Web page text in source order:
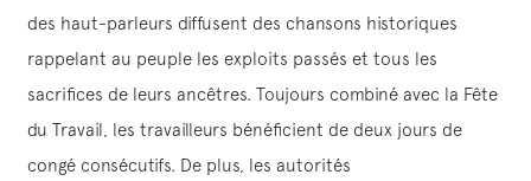
des haut-parleurs diffusent des chansons historiques
rappelant au peuple les exploits passés et tous les
sacrifices de leurs ancêtres. Toujours combiné avec la Fête
du Travail, les travailleurs bénéficient de deux jours de
congé consécutifs. De plus, les autorités